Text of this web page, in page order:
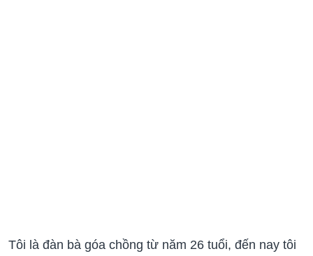
Tôi là đàn bà góa chồng từ năm 26 tuổi, đến nay tôi